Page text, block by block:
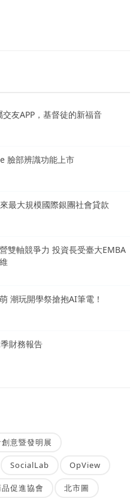
友APP，基督徒的新福音
臉部辨識功能上市
最大規模國際銀團社會貸款
雙軸競爭力 投資長受臺大EMBA
潮玩開學祭搶抱AI筆電！
財務報告
意暨發明展
SocialLab OpView
促進協會 北市圖